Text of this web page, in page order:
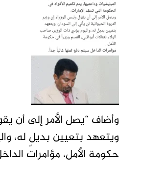
وأضاف “يصل الأمر إلى أن
ويتعهد بتعيين بديلٍ له،
حكومة الأمل، مؤامرات